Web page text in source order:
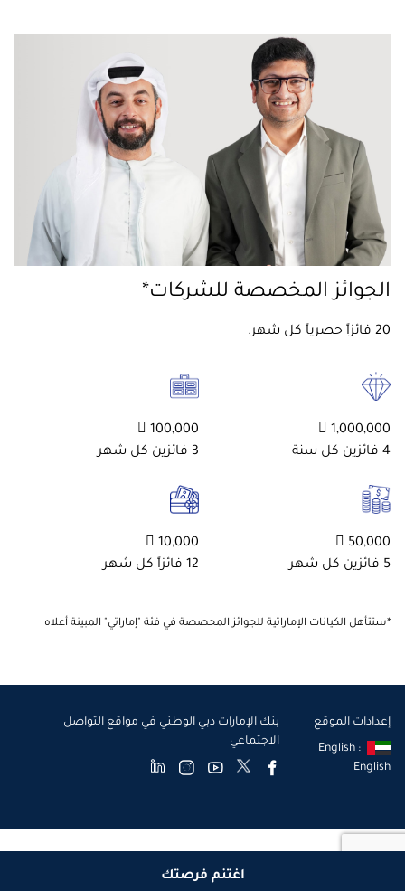
اغتنم فرصتك
الجوائز المخصصة للشركات*
20 فائزاً حصرياً كل شهر.
1,000,000 
4 فائزين كل سنة
100,000 
3 فائزين كل شهر
50,000 
5 فائزين كل شهر
10,000 
12 فائزاً كل شهر
*ستتأهل الكيانات الإماراتية للجوائز المخصصة في فئة "إماراتي" المبينة أعلاه
إعدادات الموقع
English :
English
بنك الإمارات دبي الوطني في مواقع التواصل
الاجتماعي
حقوق الطبع © 2026
بنك الإمارات دبي الوطني ش.م.ع. هو بنك مرخّص من قبل مصرف الإمارات